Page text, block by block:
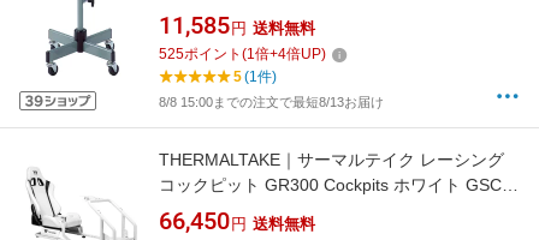
560 グレー L-60C
11,585 円 送料無料
525ポイント (1倍+4倍UP)
5(1件)
8/8 15:00までの注文で最短8/13お届け
THERMALTAKE｜サーマルテイク レーシング
コックピット GR300 Cockpits ホワイト GSC-
R30-CPASWH-01
66,450 円 送料無料